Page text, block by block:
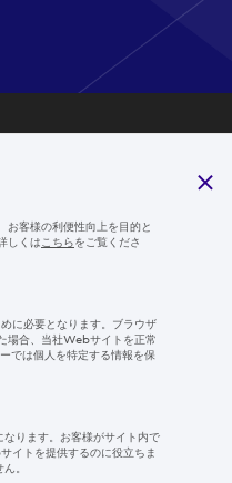
お客様の利便性向上を目的と
しくは こちらをご覧くださ
に必要となります。ブラウザ
場合、当社Webサイトを正常
では個人を特定する情報を保
ります。お客様がサイト内で
イトを提供するのに役立ちま
。